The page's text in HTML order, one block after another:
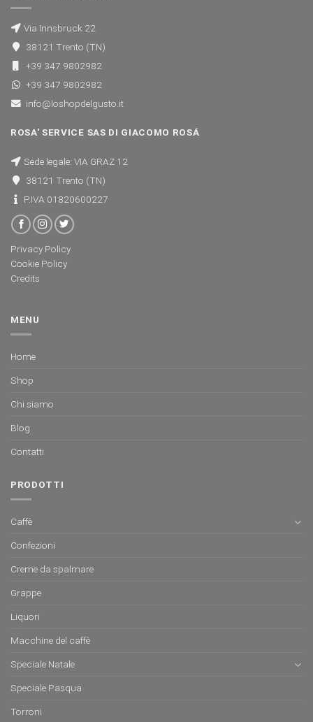
Via Innsbruck 22
38121 Trento (TN)
+39 347 9802982
+39 347 9802982
info@loshopdelgusto.it
ROSA' SERVICE SAS DI GIACOMO ROSÁ
Sede legale: VIA GRAZ 12
38121 Trento (TN)
P.IVA 01820600227
Privacy Policy
Cookie Policy
Credits
MENU
Home
Shop
Chi siamo
Blog
Contatti
PRODOTTI
Caffè
Confezioni
Creme da spalmare
Grappe
Liquori
Macchine del caffè
Speciale Natale
Speciale Pasqua
Torroni